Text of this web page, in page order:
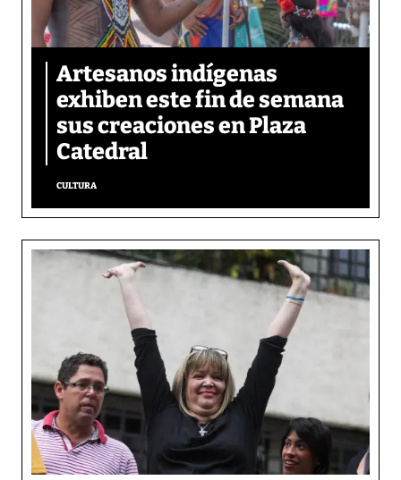
Artesanos indígenas
exhiben este fin de semana
sus creaciones en Plaza
Catedral
CULTURA